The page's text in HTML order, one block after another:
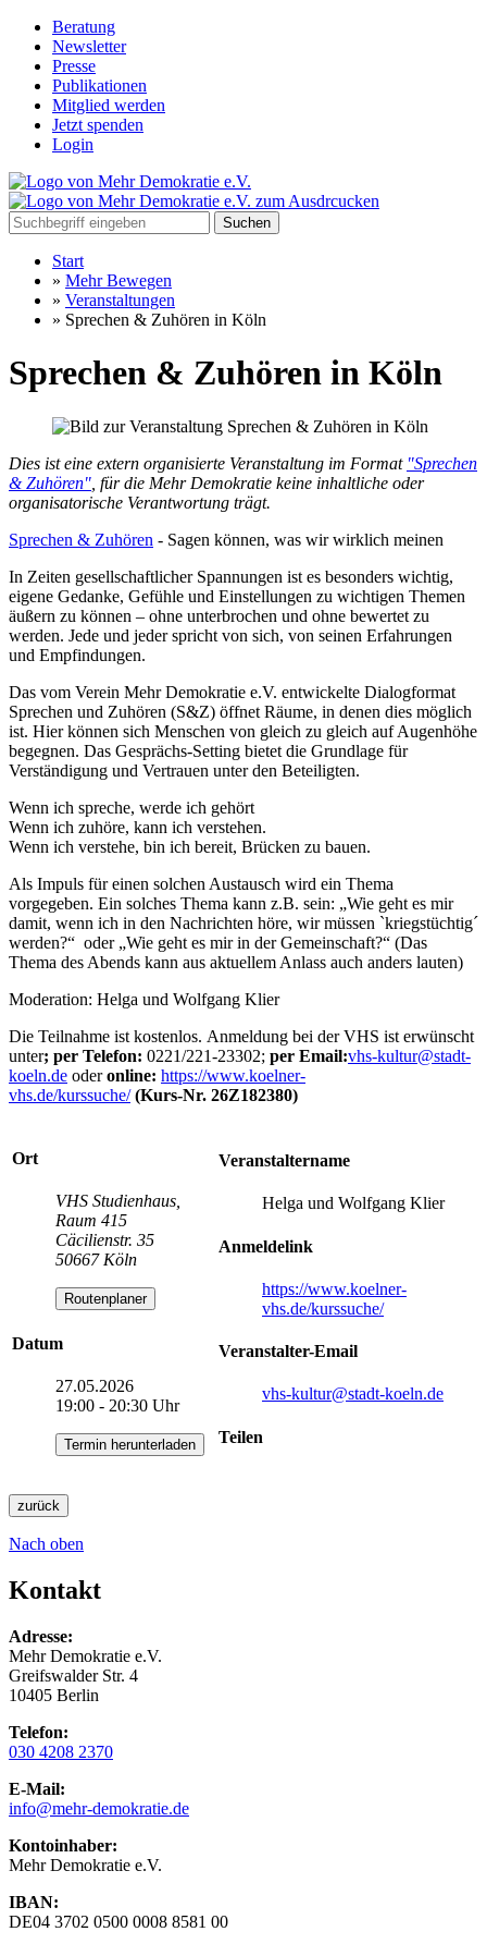
Beratung
Newsletter
Presse
Publikationen
Mitglied werden
Jetzt spenden
Login
Suchen
Start
» Mehr Bewegen
» Veranstaltungen
» Sprechen & Zuhören in Köln
Sprechen & Zuhören in Köln
Dies ist eine extern organisierte Veranstaltung im Format "Sprechen
& Zuhören" , für die Mehr Demokratie keine inhaltliche oder
organisatorische Verantwortung trägt.
Sprechen & Zuhören - Sagen können, was wir wirklich meinen
In Zeiten gesellschaftlicher Spannungen ist es besonders wichtig,
eigene Gedanke, Gefühle und Einstellungen zu wichtigen Themen
äußern zu können – ohne unterbrochen und ohne bewertet zu
werden. Jede und jeder spricht von sich, von seinen Erfahrungen
und Empfindungen.
Das vom Verein Mehr Demokratie e.V. entwickelte Dialogformat
Sprechen und Zuhören (S&Z) öffnet Räume, in denen dies möglich
ist. Hier können sich Menschen von gleich zu gleich auf Augenhöhe
begegnen. Das Gesprächs-Setting bietet die Grundlage für
Verständigung und Vertrauen unter den Beteiligten.
Wenn ich spreche, werde ich gehört
Wenn ich zuhöre, kann ich verstehen.
Wenn ich verstehe, bin ich bereit, Brücken zu bauen.
Als Impuls für einen solchen Austausch wird ein Thema
vorgegeben. Ein solches Thema kann z.B. sein: „Wie geht es mir
damit, wenn ich in den Nachrichten höre, wir müssen `kriegstüchtig´
werden?“ oder „Wie geht es mir in der Gemeinschaft?“ (Das
Thema des Abends kann aus aktuellem Anlass auch anders lauten)
Moderation: Helga und Wolfgang Klier
Die Teilnahme ist kostenlos. Anmeldung bei der VHS ist erwünscht
unter; per Telefon: 0221/221-23302; per Email:vhs-kultur@stadt-
koeln.de oderonline: https://www.koelner-
vhs.de/kurssuche/ (Kurs-Nr. 26Z182380)
Ort
VHS Studienhaus,
Raum 415
Cäcilienstr. 35
50667 Köln
Routenplaner
Datum
27.05.2026
19:00 - 20:30 Uhr
Termin herunterladen
Veranstaltername
Helga und Wolfgang Klier
Anmeldelink
https://www.koelner-
vhs.de/kurssuche/
Veranstalter-Email
vhs-kultur@stadt-koeln.de
Teilen
zurück
Nach oben
Kontakt
Adresse:
Mehr Demokratie e.V.
Greifswalder Str. 4
10405 Berlin
Telefon:
030 4208 2370
E-Mail:
info@mehr-demokratie.de
Kontoinhaber:
Mehr Demokratie e.V.
IBAN:
DE04 3702 0500 0008 8581 00